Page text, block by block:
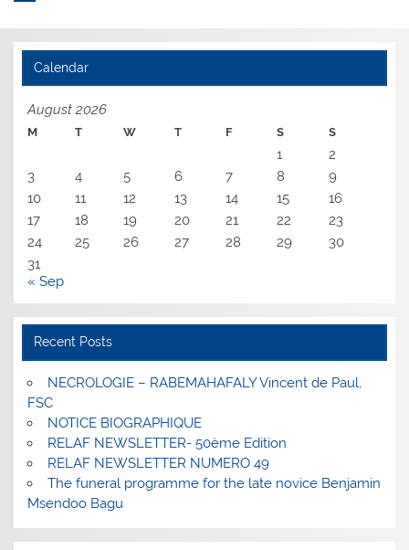
Calendar
August 2026
M T W T F S S
1
2
3
4 5 6 7 8
9
10
11 12 13 14 15
16
17
18 19 20 21 22
23
24
25 26 27 28 29
30
31
« Sep
Recent Posts
NECROLOGIE – RABEMAHAFALY Vincent de Paul,
FSC
NOTICE BIOGRAPHIQUE
RELAF NEWSLETTER- 50ème Edition
RELAF NEWSLETTER NUMERO 49
The funeral programme for the late novice Benjamin
Msendoo Bagu